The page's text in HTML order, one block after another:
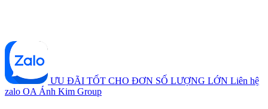
ƯU ĐÃI TỐT CHO ĐƠN SỐ LƯỢNG LỚN Liên hệ
zalo OA Ánh Kim Group